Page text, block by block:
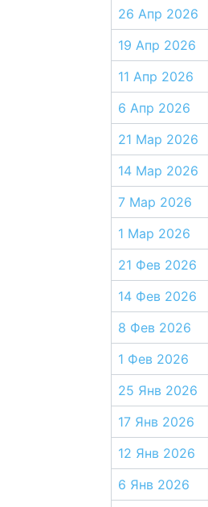
26 Апр 2026
19 Апр 2026
11 Апр 2026
6 Апр 2026
21 Мар 2026
14 Мар 2026
7 Мар 2026
1 Мар 2026
21 Фев 2026
14 Фев 2026
8 Фев 2026
1 Фев 2026
25 Янв 2026
17 Янв 2026
12 Янв 2026
6 Янв 2026